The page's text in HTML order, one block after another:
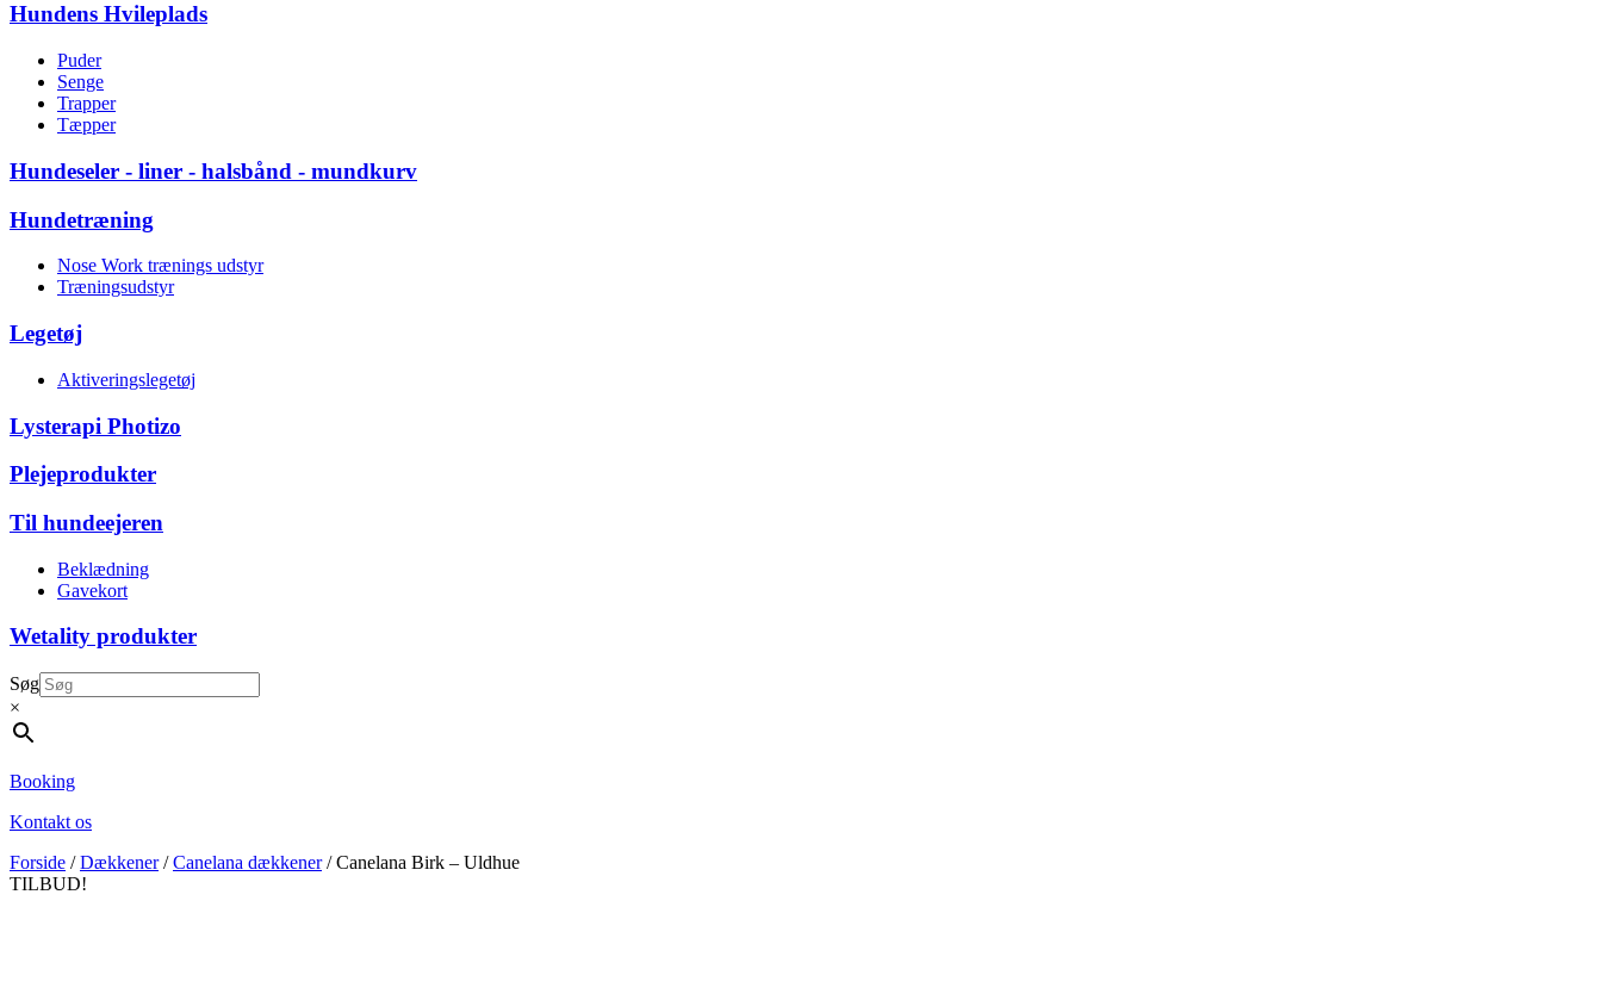
Hundens Hvileplads
Puder
Senge
Trapper
Tæpper
Hundeseler - liner - halsbånd - mundkurv
Hundetræning
Nose Work trænings udstyr
Træningsudstyr
Legetøj
Aktiveringslegetøj
Lysterapi Photizo
Plejeprodukter
Til hundeejeren
Beklædning
Gavekort
Wetality produkter
Søg
×
Booking
Kontakt os
Forside /Dækkener/Canelana dækkener/ Canelana Birk – Uldhue
TILBUD!